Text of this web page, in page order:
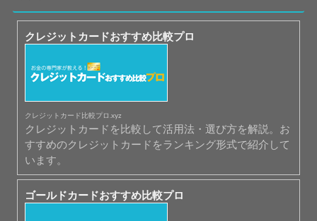
クレジットカードおすすめ比較プロ
クレジットカード比較プロ.xyz
クレジットカードを比較して活用法・選び方を解説。お
すすめのクレジットカードをランキング形式で紹介して
います。
ゴールドカードおすすめ比較プロ